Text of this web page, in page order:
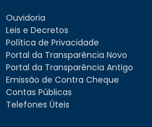
Ouvidoria
Leis e Decretos
Política de Privacidade
Portal da Transparência Novo
Portal da Transparência Antigo
Emissão de Contra Cheque
Contas Públicas
Telefones Úteis